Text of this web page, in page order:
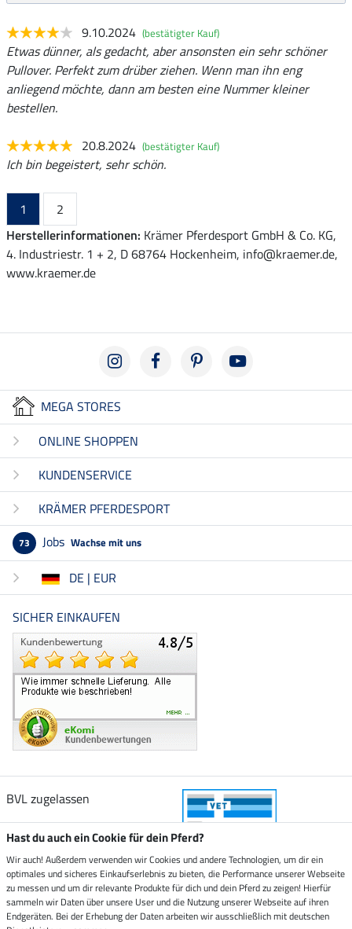
9.10.2024 (bestätigter Kauf)
Etwas dünner, als gedacht, aber ansonsten ein sehr schöner
Pullover. Perfekt zum drüber ziehen. Wenn man ihn eng
anliegend möchte, dann am besten eine Nummer kleiner
bestellen.
20.8.2024 (bestätigter Kauf)
Ich bin begeistert, sehr schön.
1
2
Herstellerinformationen: Krämer Pferdesport GmbH & Co. KG,
4. Industriestr. 1 + 2, D 68764 Hockenheim, info@kraemer.de,
www.kraemer.de
MEGA STORES
ONLINE SHOPPEN
KUNDENSERVICE
KRÄMER PFERDESPORT
73 Jobs Wachse mit uns
DE | EUR
SICHER EINKAUFEN
BVL zugelassen
Zustellung durch
Sicher bezahlen mit
Hast du auch ein Cookie für dein Pferd?
Wir auch! Außerdem verwenden wir Cookies und andere Technologien, um dir ein
optimales und sicheres Einkaufserlebnis zu bieten, die Performance unserer Webseite
zu messen und um dir relevante Produkte für dich und dein Pferd zu zeigen! Hierfür
sammeln wir Daten über unsere User und die Nutzung unserer Webseite auf ihren
Endgeräten. Bei der Erhebung der Daten arbeiten wir ausschließlich mit deutschen